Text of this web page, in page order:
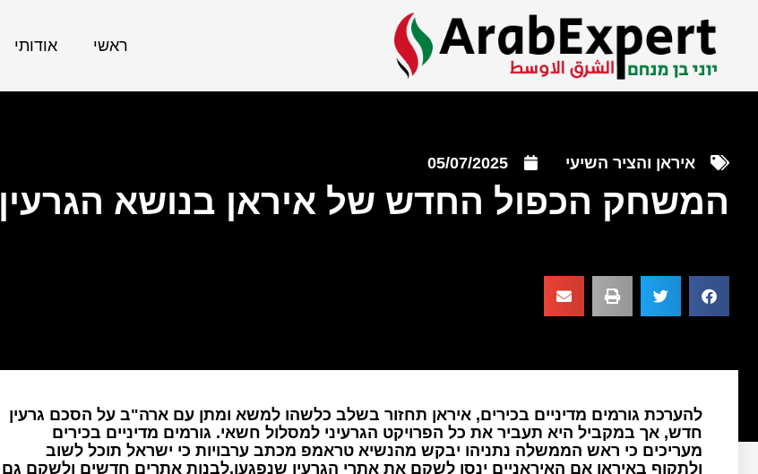
ראשי אודותי
איראן והציר השיעי 05/07/2025
המשחק הכפול החדש של איראן בנושא הגרעין
להערכת גורמים מדיניים בכירים, איראן תחזור בשלב כלשהו למשא ומתן עם ארה"ב על הסכם גרעין
חדש, אך במקביל היא תעביר את כל הפרויקט הגרעיני למסלול חשאי. גורמים מדיניים בכירים
מעריכים כי ראש הממשלה נתניהו יבקש מהנשיא טראמפ מכתב ערבויות כי ישראל תוכל לשוב
ולתקוף באיראן אם האיראניים ינסו לשקם את אתרי הגרעין שנפגעו,לבנות אתרים חדשים ולשקם גם